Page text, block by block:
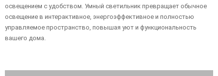
освещением с удобством. Умный светильник превращает обычное
освещение в интерактивное, энергоэффективное и полностью
управляемое пространство, повышая уют и функциональность
вашего дома.